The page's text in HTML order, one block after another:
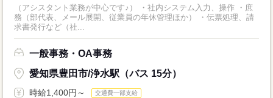
（アシスタント業務が中心です♪） ・社内システム入力、操作 ・庶
務（部代表、メール展開、従業員の年休管理ほか） ・伝票処理、請
求書発行など（社...
一般事務・OA事務
愛知県豊田市/浄水駅（バス 15分）
時給1,400円～ 交通費一部支給